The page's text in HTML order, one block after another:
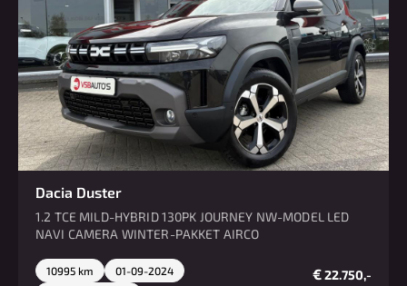
Dacia Duster
1.2 TCE MILD-HYBRID 130PK JOURNEY NW-MODEL LED
NAVI CAMERA WINTER-PAKKET AIRCO
10995 km
01-09-2024
€22.750,-